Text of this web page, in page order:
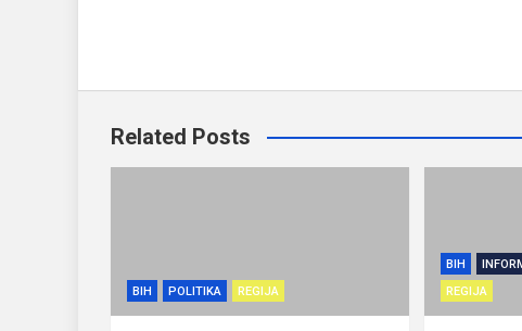
Related Posts
BIH POLITIKA REGIJA
BIH
REGIJA